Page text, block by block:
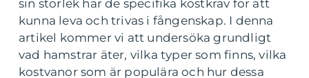
sin storlek har de specifika kostkrav för att
kunna leva och trivas i fångenskap. I denna
artikel kommer vi att undersöka grundligt
vad hamstrar äter, vilka typer som finns, vilka
kostvanor som är populära och hur dessa